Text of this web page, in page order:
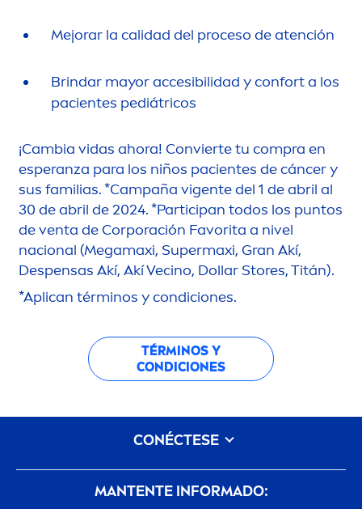
Mejorar la calidad del proceso de atención
Brindar mayor accesibilidad y confort a los
pacientes pediátricos
¡Cambia vidas ahora! Convierte tu compra en
esperanza para los niños pacientes de cáncer y
sus familias. *Campaña vigente del 1 de abril al
30 de abril de 2024. *Participan todos los puntos
de venta de Corporación Favorita a nivel
nacional (Megamaxi, Supermaxi, Gran Akí,
Despensas Akí, Akí Vecino, Dollar Stores, Titán).
*Aplican términos y condiciones.
TÉRMINOS Y
CONDICIONES
MANTENTE INFORMADO:
CONÉCTESE